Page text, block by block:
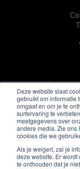
Deze website slaat
gebruikt om informatie
omgaat en om je te
surfervaring te
meetgegevens over
andere media. Zie ons
cookies die we
Als je weigert, zal je
deze website. Er
te onthouden dat je
Platen,